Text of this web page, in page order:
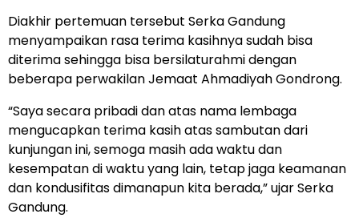
Diakhir pertemuan tersebut Serka Gandung
menyampaikan rasa terima kasihnya sudah bisa
diterima sehingga bisa bersilaturahmi dengan
beberapa perwakilan Jemaat Ahmadiyah Gondrong.
“Saya secara pribadi dan atas nama lembaga
mengucapkan terima kasih atas sambutan dari
kunjungan ini, semoga masih ada waktu dan
kesempatan di waktu yang lain, tetap jaga keamanan
dan kondusifitas dimanapun kita berada,” ujar Serka
Gandung.